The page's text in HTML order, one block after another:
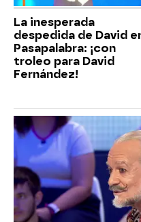
La inesperada
despedida de David
Pasapalabra: ¡con
troleo para David
Fernández!